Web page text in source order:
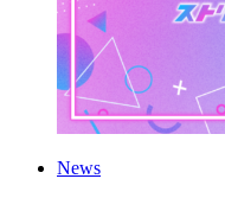
News